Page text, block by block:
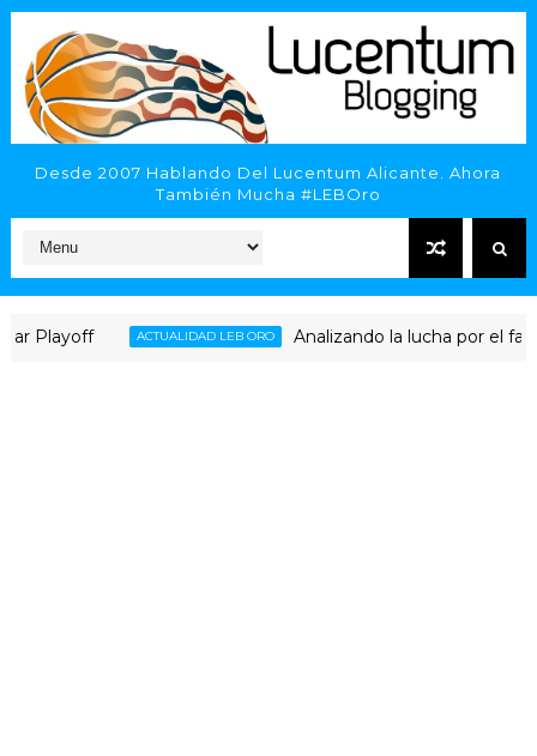
Desde 2007 Hablando Del Lucentum Alicante. Ahora
También Mucha #LEBOro
ACTUALIDAD LEB ORO Analizando la lucha por el factor